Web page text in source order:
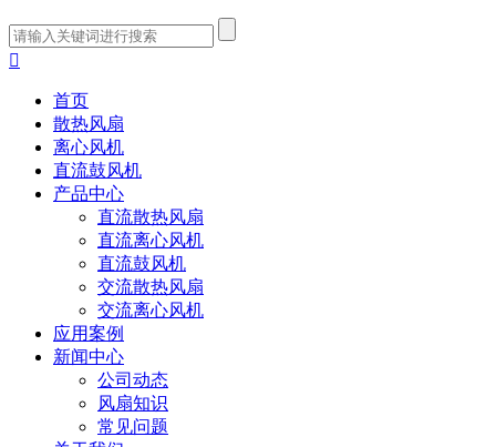

首页
散热风扇
离心风机
直流鼓风机
产品中心
直流散热风扇
直流离心风机
直流鼓风机
交流散热风扇
交流离心风机
应用案例
新闻中心
公司动态
风扇知识
常见问题